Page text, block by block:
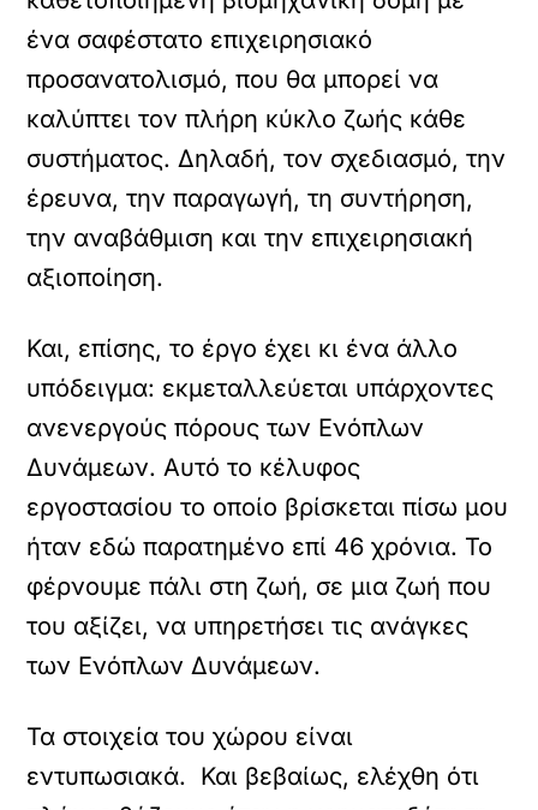
ένα σαφέστατο επιχειρησιακό
προσανατολισμό, που θα μπορεί να
καλύπτει τον πλήρη κύκλο ζωής κάθε
συστήματος. Δηλαδή, τον σχεδιασμό, την
έρευνα, την παραγωγή, τη συντήρηση,
την αναβάθμιση και την επιχειρησιακή
αξιοποίηση.
Και, επίσης, το έργο έχει κι ένα άλλο
υπόδειγμα: εκμεταλλεύεται υπάρχοντες
ανενεργούς πόρους των Ενόπλων
Δυνάμεων. Αυτό το κέλυφος
εργοστασίου το οποίο βρίσκεται πίσω μου
ήταν εδώ παρατημένο επί 46 χρόνια. Το
φέρνουμε πάλι στη ζωή, σε μια ζωή που
του αξίζει, να υπηρετήσει τις ανάγκες
των Ενόπλων Δυνάμεων.
Τα στοιχεία του χώρου είναι
εντυπωσιακά. Και βεβαίως, ελέχθη ότι